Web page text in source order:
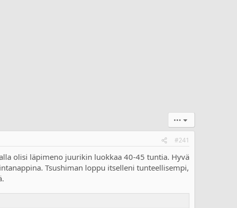
•••
#241
olisi läpimeno juurikin luokkaa 40-45 tuntia. Hyvä
Tsushiman loppu itselleni tunteellisempi,